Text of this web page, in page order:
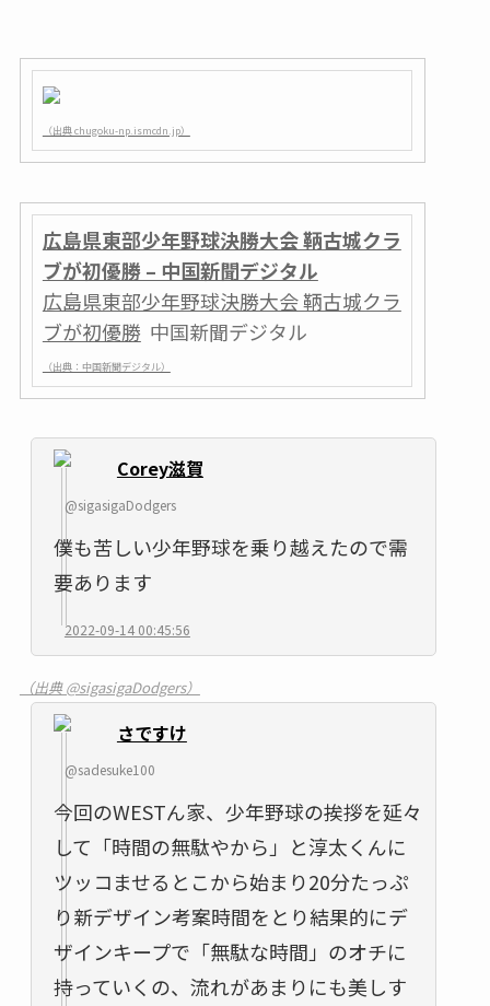
（出典 chugoku-np.ismcdn.jp）
広島県東部少年野球決勝大会 鞆古城クラ
ブが初優勝 – 中国新聞デジタル
広島県東部少年野球決勝大会 鞆古城クラ
ブが初優勝 中国新聞デジタル
（出典：中国新聞デジタル）
Corey滋賀
@sigasigaDodgers
僕も苦しい少年野球を乗り越えたので需
要あります
2022-09-14 00:45:56
（出典 @sigasigaDodgers）
さですけ
@sadesuke100
今回のWESTん家、少年野球の挨拶を延々
して「時間の無駄やから」と淳太くんに
ツッコませるとこから始まり20分たっぷ
り新デザイン考案時間をとり結果的にデ
ザインキープで「無駄な時間」のオチに
持っていくの、流れがあまりにも美しす